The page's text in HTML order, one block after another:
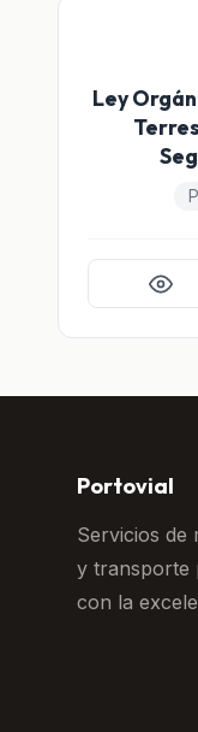
Ley
Portovial
Servicios de
y transporte
con la